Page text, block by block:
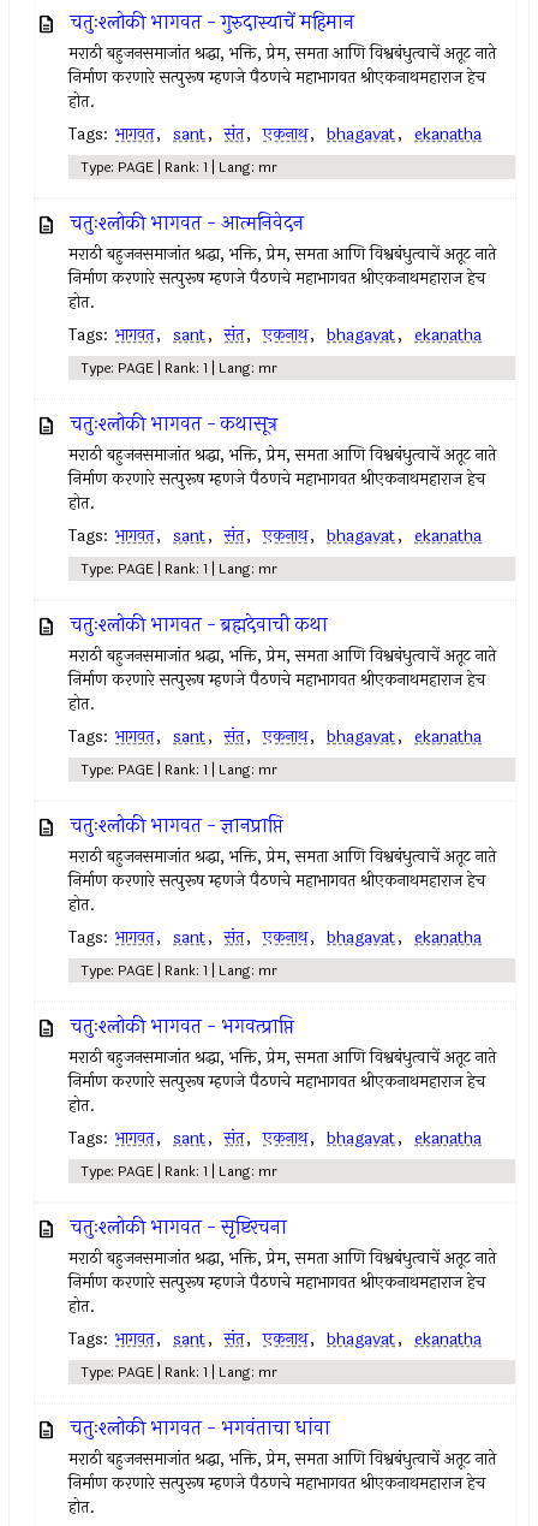
चतुःश्लोकी भागवत - गुरुदास्याचें महिमान
मराठी बहुजनसमाजांत श्रद्धा, भक्ति, प्रेम, समता आणि विश्वबंधुत्वाचें अतूट नाते
निर्माण करणारे सत्पुरूष म्हणजे पैठणचे महाभागवत श्रीएकनाथमहाराज हेच
होत.
Tags: भागवत, sant, संत, एकनाथ, bhagavat, ekanatha
Type: PAGE | Rank: 1 | Lang: mr
चतुःश्लोकी भागवत - आत्मनिवेदन
मराठी बहुजनसमाजांत श्रद्धा, भक्ति, प्रेम, समता आणि विश्वबंधुत्वाचें अतूट नाते
निर्माण करणारे सत्पुरूष म्हणजे पैठणचे महाभागवत श्रीएकनाथमहाराज हेच
होत.
Tags: भागवत, sant, संत, एकनाथ, bhagavat, ekanatha
Type: PAGE | Rank: 1 | Lang: mr
चतुःश्लोकी भागवत - कथासूत्र
मराठी बहुजनसमाजांत श्रद्धा, भक्ति, प्रेम, समता आणि विश्वबंधुत्वाचें अतूट नाते
निर्माण करणारे सत्पुरूष म्हणजे पैठणचे महाभागवत श्रीएकनाथमहाराज हेच
होत.
Tags: भागवत, sant, संत, एकनाथ, bhagavat, ekanatha
Type: PAGE | Rank: 1 | Lang: mr
चतुःश्लोकी भागवत - ब्रह्मदेवाची कथा
मराठी बहुजनसमाजांत श्रद्धा, भक्ति, प्रेम, समता आणि विश्वबंधुत्वाचें अतूट नाते
निर्माण करणारे सत्पुरूष म्हणजे पैठणचे महाभागवत श्रीएकनाथमहाराज हेच
होत.
Tags: भागवत, sant, संत, एकनाथ, bhagavat, ekanatha
Type: PAGE | Rank: 1 | Lang: mr
चतुःश्लोकी भागवत - ज्ञानप्राप्ति
मराठी बहुजनसमाजांत श्रद्धा, भक्ति, प्रेम, समता आणि विश्वबंधुत्वाचें अतूट नाते
निर्माण करणारे सत्पुरूष म्हणजे पैठणचे महाभागवत श्रीएकनाथमहाराज हेच
होत.
Tags: भागवत, sant, संत, एकनाथ, bhagavat, ekanatha
Type: PAGE | Rank: 1 | Lang: mr
चतुःश्लोकी भागवत - भगवत्प्राप्ति
मराठी बहुजनसमाजांत श्रद्धा, भक्ति, प्रेम, समता आणि विश्वबंधुत्वाचें अतूट नाते
निर्माण करणारे सत्पुरूष म्हणजे पैठणचे महाभागवत श्रीएकनाथमहाराज हेच
होत.
Tags: भागवत, sant, संत, एकनाथ, bhagavat, ekanatha
Type: PAGE | Rank: 1 | Lang: mr
चतुःश्लोकी भागवत - सृष्टिरचना
मराठी बहुजनसमाजांत श्रद्धा, भक्ति, प्रेम, समता आणि विश्वबंधुत्वाचें अतूट नाते
निर्माण करणारे सत्पुरूष म्हणजे पैठणचे महाभागवत श्रीएकनाथमहाराज हेच
होत.
Tags: भागवत, sant, संत, एकनाथ, bhagavat, ekanatha
Type: PAGE | Rank: 1 | Lang: mr
चतुःश्लोकी भागवत - भगवंताचा धांवा
मराठी बहुजनसमाजांत श्रद्धा, भक्ति, प्रेम, समता आणि विश्वबंधुत्वाचें अतूट नाते
निर्माण करणारे सत्पुरूष म्हणजे पैठणचे महाभागवत श्रीएकनाथमहाराज हेच
होत.